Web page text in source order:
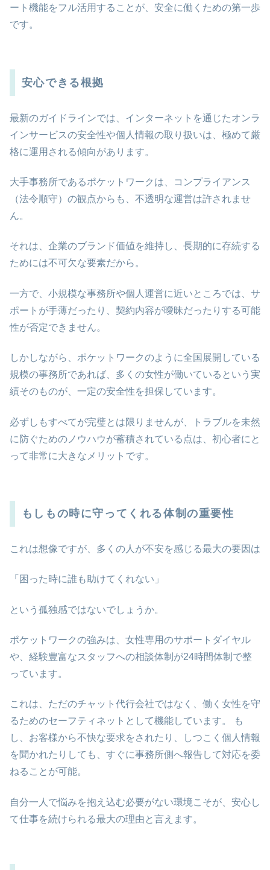
ート機能をフル活用することが、安全に働くための第一歩
です。
安心できる根拠
最新のガイドラインでは、インターネットを通じたオンラ
インサービスの安全性や個人情報の取り扱いは、極めて厳
格に運用される傾向があります。
大手事務所であるポケットワークは、コンプライアンス
（法令順守）の観点からも、不透明な運営は許されませ
ん。
それは、企業のブランド価値を維持し、長期的に存続する
ためには不可欠な要素だから。
一方で、小規模な事務所や個人運営に近いところでは、サ
ポートが手薄だったり、契約内容が曖昧だったりする可能
性が否定できません。
しかしながら、ポケットワークのように全国展開している
規模の事務所であれば、多くの女性が働いているという実
績そのものが、一定の安全性を担保しています。
必ずしもすべてが完璧とは限りませんが、トラブルを未然
に防ぐためのノウハウが蓄積されている点は、初心者にと
って非常に大きなメリットです。
もしもの時に守ってくれる体制の重要性
これは想像ですが、多くの人が不安を感じる最大の要因は
「困った時に誰も助けてくれない」
という孤独感ではないでしょうか。
ポケットワークの強みは、女性専用のサポートダイヤル
や、経験豊富なスタッフへの相談体制が24時間体制で整
っています。
これは、ただのチャット代行会社ではなく、働く女性を守
るためのセーフティネットとして機能しています。 も
し、お客様から不快な要求をされたり、しつこく個人情報
を聞かれたりしても、すぐに事務所側へ報告して対応を委
ねることが可能。
自分一人で悩みを抱え込む必要がない環境こそが、安心し
て仕事を続けられる最大の理由と言えます。